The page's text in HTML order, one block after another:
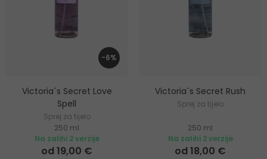
-6%
Victoria´s Secret Love
Spell
Sprej za tijelo
250 ml
Na zalihi 2 verzije
od 19,00 €
Victoria´s Secret Rush
Sprej za tijelo
250 ml
Na zalihi 2 verzije
od 18,00 €